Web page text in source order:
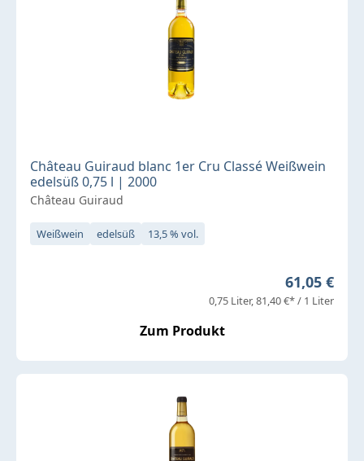
Château Guiraud blanc 1er Cru Classé Weißwein
edelsüß 0,75 l | 2000
Château Guiraud
Weißwein edelsüß 13,5 % vol.
Regulärer
61,05 €
0,75 Liter 81,40 €* / 1 Liter
Zum Produkt